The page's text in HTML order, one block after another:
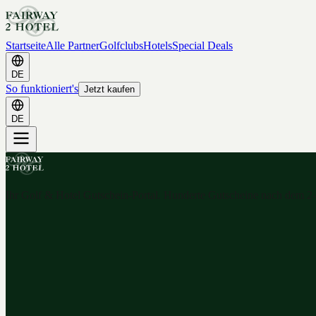
StartseiteAlle PartnerGolfclubsHotelsSpecial Deals
DE
So funktioniert's Jetzt kaufen
DE